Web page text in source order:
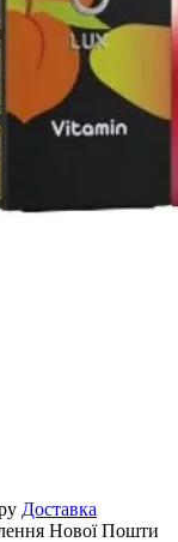
Доставка
Нової Пошти